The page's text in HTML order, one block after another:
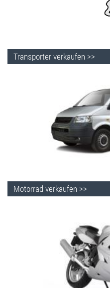
Transporter verkaufen >>
Motorrad verkaufen >>